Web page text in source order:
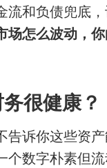
和负债兜底
怎么波动，你
很健康？
诉你这些资
数字朴素但流